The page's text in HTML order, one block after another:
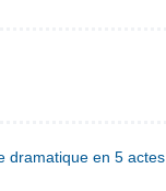
dramatique en 5 actes